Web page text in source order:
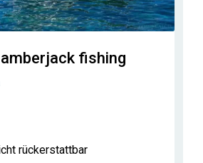
fishing
rückerstattbar